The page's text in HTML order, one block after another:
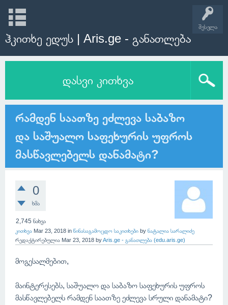
შესვლა
ჰკითხე ედუს | Aris.ge - განათლება
დასვი კითხვა
რამდენ საათზე ეძლევა საბაზო
და საშუალო საფეხურის უფროს
მასწავლებელს დანამატი?
0
ხმა
2,745 ნახვა
კითხვა Mar 23, 2018 in წინასაგამოცდო საკითხები by ნატალია სარალიძე
რედაქტირებულია Mar 23, 2018 byAris.ge - განათლება (edu.aris.ge)
მოგესალმებით,
მაინტერესებს, საშუალო და საბაზო საფეხურის უფროს
მასწავლებელს რამდენ საათზე ეძლევა სრული დანამატი?